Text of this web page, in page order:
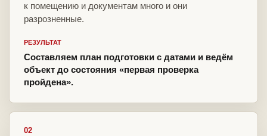
к помещению и документам много и они
разрозненные.
РЕЗУЛЬТАТ
Составляем план подготовки с датами и ведём
объект до состояния «первая проверка
пройдена».
02